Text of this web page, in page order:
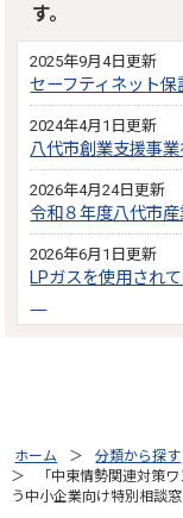
す。
2025年9月4日更新
セーフティネット
2024年4月1日更新
八代市創業支援事
2026年4月24日更新
令和８年度八代市
2026年6月1日更新
LPガスを使用され
ホーム 分類から探す
「中東情勢関連対策
う中小企業向け特別相談